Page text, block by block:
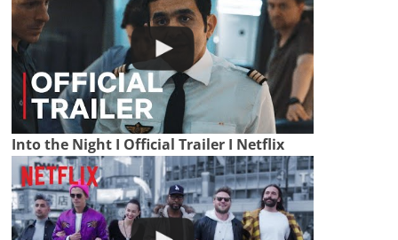
Into the Night I Official Trailer I Netflix